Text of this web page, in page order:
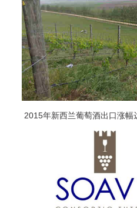
2015年新西兰葡萄酒出口涨幅